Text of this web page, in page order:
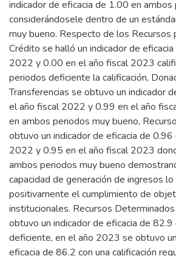
indicador de eficacia de 1.00 en ambos
considerándosele dentro de un
muy bueno. Respecto de los Recursos
Crédito se halló un indicador de
2022 y 0.00 en el año fiscal 2023
periodos deficiente la calificación,
Transferencias se obtuvo un indicador
el año fiscal 2022 y 0.99 en el año
en ambos periodos muy bueno,
obtuvo un indicador de eficacia de
2022 y 0.95 en el año fiscal 2023
ambos periodos muy bueno
capacidad de generación de ingresos lo
positivamente el cumplimiento de
institucionales. Recursos
obtuvo un indicador de eficacia de 82.9
deficiente, en el año 2023 se obtuvo
eficacia de 86.2 con una calificación